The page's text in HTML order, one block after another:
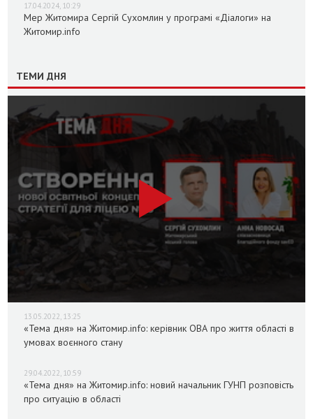
17.04.2024, 10:29
Мер Житомира Сергій Сухомлин у програмі «Діалоги» на
Житомир.info
ТЕМИ ДНЯ
13.05.2022, 13:25
«Тема дня» на Житомир.info: керівник ОВА про життя області в
умовах воєнного стану
29.04.2022, 10:59
«Тема дня» на Житомир.info: новий начальник ГУНП розповість
про ситуацію в області